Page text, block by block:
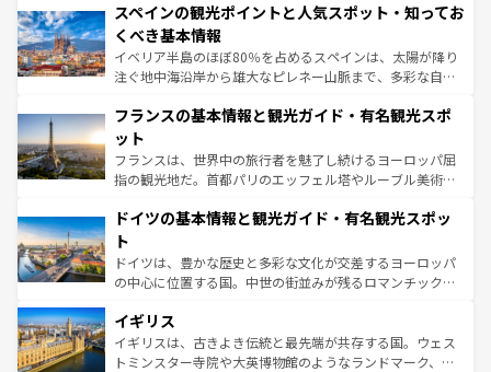
ろん、トスカーナの美しい田園風景やアマルフィ海岸の絶
景など、自然景観も見逃せない。観光の合間には、本場の
ピザやパスタなど、絶品のイタリア料理を堪能することも
できる。朝目覚めてから夜眠るまで、すべての瞬間を楽し
なお、新着のイタリア情報はコンテンツ一覧を参照してほ
しい。
スペインの観光ポイントと人気スポット・知ってお
くべき基本情報
イベリア半島のほぼ80％を占めるスペインは、太陽が降り
注ぐ地中海沿岸から雄大なピレネー山脈まで、多彩な自然
文化が根付くこの国では、情熱的なフラメンコ、熱気あふ
れる闘牛、そして美味しいタパスが生活の一部となってい
る。首都マドリードの洗練された雰囲気や、バルセロナの
アートに溢れた街角から、地方では古代ローマ遺跡や中世
せる。地方によって風土や気候が異なるスペインはその個
ンテンツ一覧 を参照してほしい。
フランスの基本情報と観光ガイド・有名観光スポ
ット
フランスは、世界中の旅行者を魅了し続けるヨーロッパ屈
指の観光地だ。首都パリのエッフェル塔やルーブル美術館
で、幅広い魅力が詰まっている。華麗な宮殿、歴史的な大
聖堂、美しいビーチ、そして豊かな自然が、訪れる者を心
から魅了する。また、フランスは美食の国としても知ら
れ、フランス料理はユネスコ無形文化遺産にも登録されて
香り高いラベンダー畑など、多彩な楽しみ方が可能だ。さ
らに、パリ以外の地域にも魅力が溢れており、どの街角に
も豊かな歴史と文化が息づいている。パリ以外の個性あふ
ドイツの基本情報と観光ガイド・有名観光スポッ
ト
ドイツは、豊かな歴史と多彩な文化が交差するヨーロッパ
の中心に位置する国。中世の街並みが残るロマンチック街
顔を持つこの国は、どこを歩いても飽きることがない。ベ
ルリンの文化的活気、バイエルン州のアルプスの絶景、そ
してライン川沿いのワイン畑といった風景は必見。ビール
イギリス
イギリスは、古きよき伝統と最先端が共存する国。ウェス
トミンスター寺院や大英博物館のようなランドマーク、歴